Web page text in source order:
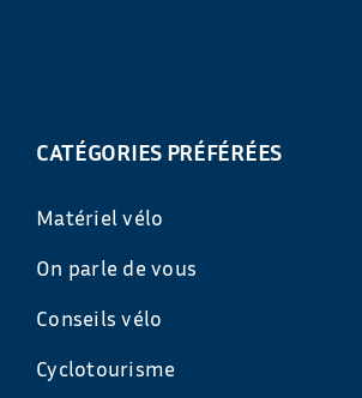
CATÉGORIES PRÉFÉRÉES
Matériel vélo
On parle de vous
Conseils vélo
Cyclotourisme